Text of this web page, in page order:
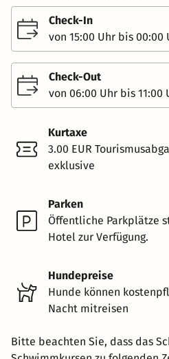
Check-In
von 15:00 Uhr bis 00:00
Check-Out
von 06:00 Uhr bis 11:00
Kurtaxe
3.00 EUR
exklusive
Parken
Öffentliche Parkplätze
Hotel zur Verfügung.
Hundepreise
Hunde können
Nacht mitreisen
Bitte beachten Sie, dass das